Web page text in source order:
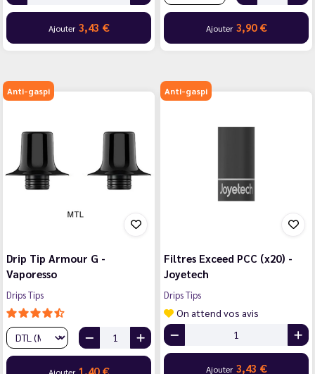
Ajouter 3,43 € Ajouter 3,90 €
Anti-gaspi
Drip Tip Armour G -
Vaporesso
Drips Tips
Ajouter 1,40 €
Anti-gaspi
Filtres Exceed PCC (x20) -
Joyetech
Drips Tips
On attend vos avis
Ajouter 3,43 €